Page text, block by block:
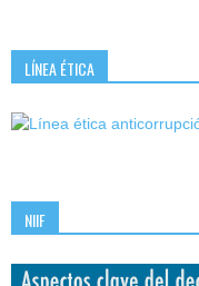
LÍNEA ÉTICA
NIIF